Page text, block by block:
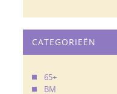
CATEGORIEËN
65+
BM